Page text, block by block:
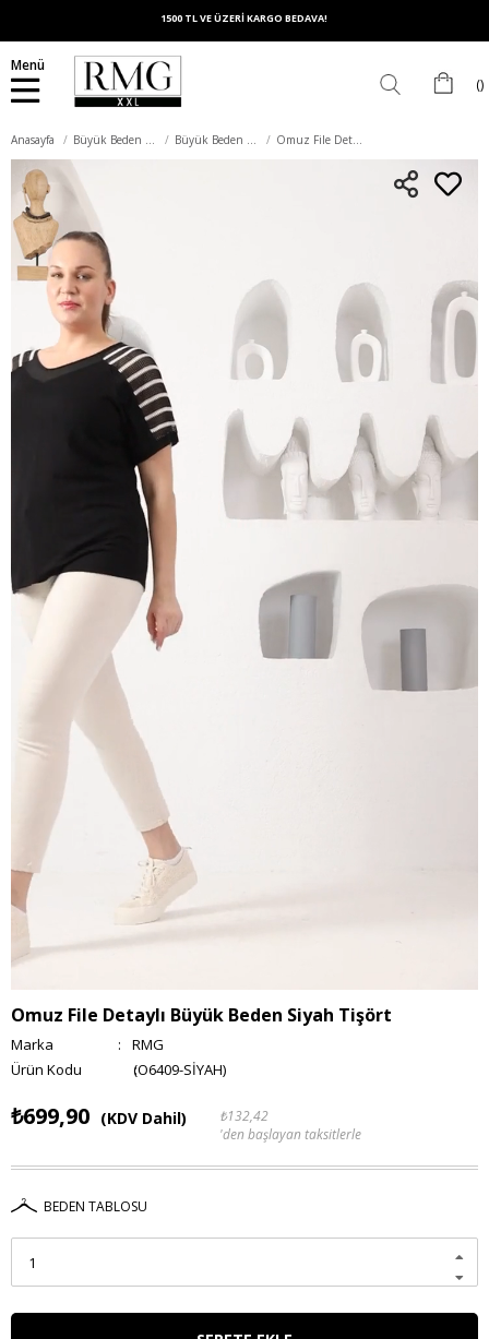
1500 TL VE ÜZERİ KARGO BEDAVA!
Menü
Anasayfa Büyük Beden Üst Giyim Büyük Beden Tişört Omuz File Detaylı Büyük Beden Siyah Tişört
Omuz File Detaylı Büyük Beden Siyah Tişört
Marka :
RMG
(O6409-SİYAH)
₺699,90 (KDV Dahil)
₺132,42
'den başlayan taksitlerle
BEDEN TABLOSU